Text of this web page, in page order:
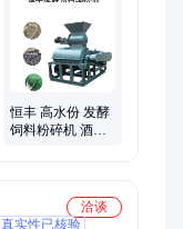
恒丰 高水份 发酵
饲料粉碎机 酒糟
洽谈
真实性已核验